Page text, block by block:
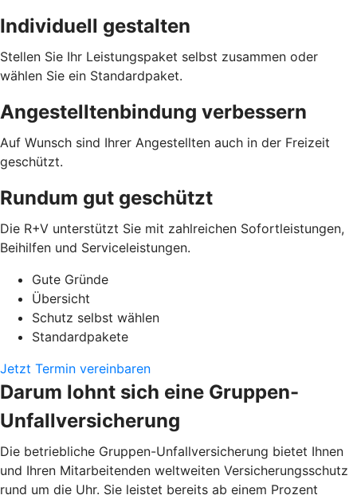
Individuell gestalten
Stellen Sie Ihr Leistungspaket selbst zusammen oder
wählen Sie ein Standardpaket.
Angestelltenbindung verbessern
Auf Wunsch sind Ihrer Angestellten auch in der Freizeit
geschützt.
Rundum gut geschützt
Die R+V unterstützt Sie mit zahlreichen Sofortleistungen,
Beihilfen und Serviceleistungen.
Gute Gründe
Übersicht
Schutz selbst wählen
Standardpakete
Jetzt Termin vereinbaren
Darum lohnt sich eine Gruppen-
Unfallversicherung
Die betriebliche Gruppen-Unfallversicherung bietet Ihnen
und Ihren Mitarbeitenden weltweiten Versicherungsschutz
rund um die Uhr. Sie leistet bereits ab einem Prozent